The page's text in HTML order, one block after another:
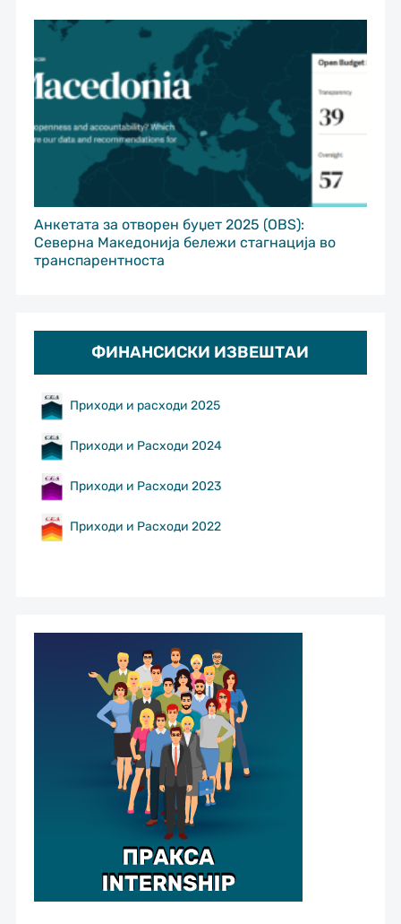
Анкетата за отворен буџет 2025 (OBS):
Северна Македонија бележи стагнација во
транспарентноста
ФИНАНСИСКИ ИЗВЕШТАИ
Приходи и расходи 2025
Приходи и Расходи 2024
Приходи и Расходи 2023
Приходи и Расходи 2022